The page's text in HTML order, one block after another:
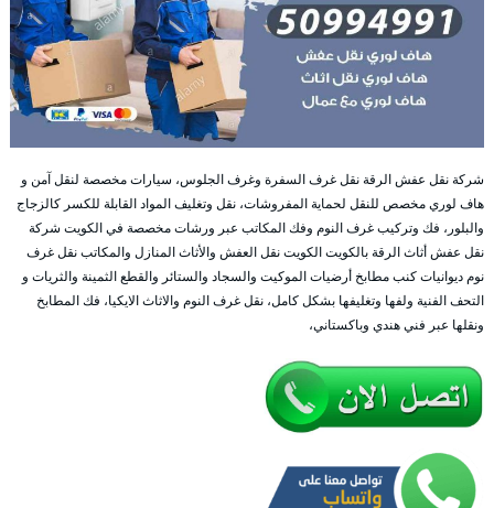
شركة نقل عفش الرقة نقل غرف السفرة وغرف الجلوس، سيارات مخصصة لنقل آمن و
هاف لوري مخصص للنقل لحماية المفروشات، نقل وتغليف المواد القابلة للكسر كالزجاج
والبلور، فك وتركيب غرف النوم وفك المكاتب عبر ورشات مخصصة في الكويت شركة
نقل عفش أثاث الرقة بالكويت الكويت نقل العفش والأثاث المنازل والمكاتب نقل غرف
نوم ديوانيات كنب مطابخ أرضيات الموكيت والسجاد والستائر والقطع الثمينة والثريات و
التحف الفنية ولفها وتغليفها بشكل كامل، نقل غرف النوم والاثاث الايكيا، فك المطابخ
ونقلها عبر فني هندي وباكستاني،